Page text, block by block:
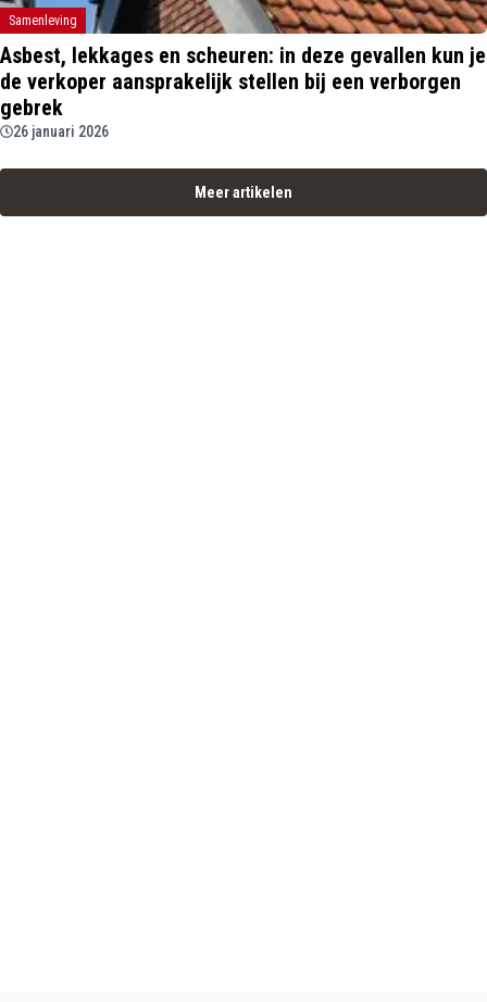
Samenleving
Asbest, lekkages en scheuren: in deze gevallen kun je
de verkoper aansprakelijk stellen bij een verborgen
gebrek
26 januari 2026
Meer artikelen